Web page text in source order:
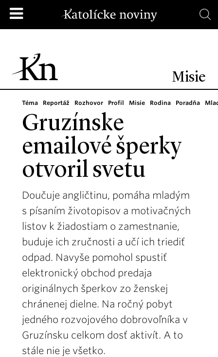
Misie
Téma Reportáž Rozhovor Profil Misie Rodina Poradňa
Gruzínske
emailové šperky
otvoril svetu
Doučuje angličtinu, pomáha mladým
s písaním životopisov a motivačných
listov k žiadostiam o zamestnanie,
buduje ich zručnosti a učí ich triediť
odpad. Navyše pomohol spustiť
elektronický obchod predaja
originálnych šperkov zo ženskej
chránenej dielne. Na ročný pobyt
jedného rozvojového dobrovoľníka v
Gruzínsku celkom dosť aktivít. A to
stále nie je všetko.